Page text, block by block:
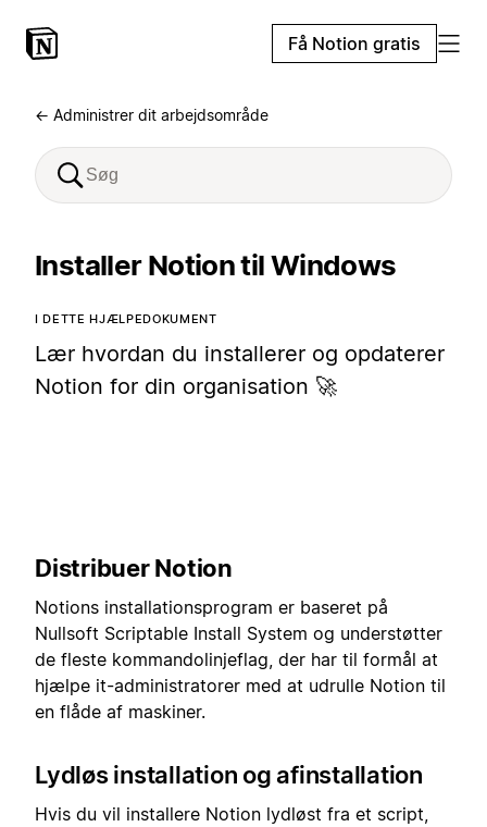
Få Notion gratis
← Administrer dit arbejdsområde
Installer Notion til Windows
I DETTE HJÆLPEDOKUMENT
Lær hvordan du installerer og opdaterer
Notion for din organisation 🚀
Distribuer Notion
Notions installationsprogram er baseret på
Nullsoft Scriptable Install System og understøtter
de fleste kommandolinjeflag, der har til formål at
hjælpe it-administratorer med at udrulle Notion til
en flåde af maskiner.
Lydløs installation og afinstallation
Hvis du vil installere Notion lydløst fra et script,